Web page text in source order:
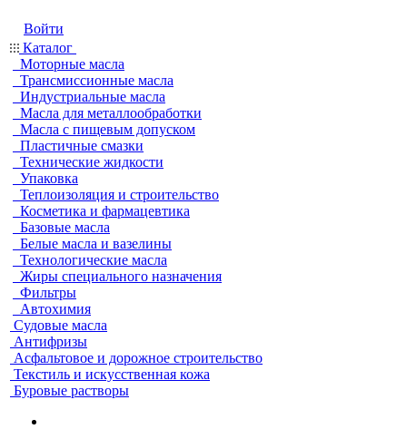
Войти
Каталог
Моторные масла
Трансмиссионные масла
Индустриальные масла
Масла для металлообработки
Масла с пищевым допуском
Пластичные смазки
Технические жидкости
Упаковка
Теплоизоляция и строительство
Косметика и фармацевтика
Базовые масла
Белые масла и вазелины
Технологические масла
Жиры специального назначения
Фильтры
Автохимия
Судовые масла
Антифризы
Асфальтовое и дорожное строительство
Текстиль и искусственная кожа
Буровые растворы